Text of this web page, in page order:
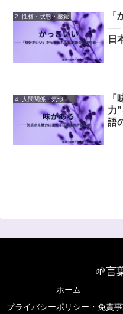
2. 性格・状態・感覚
──
日
4. 人間関係・気づかい
力
語
🌱言
ホーム
プライバシーポリシー・免責